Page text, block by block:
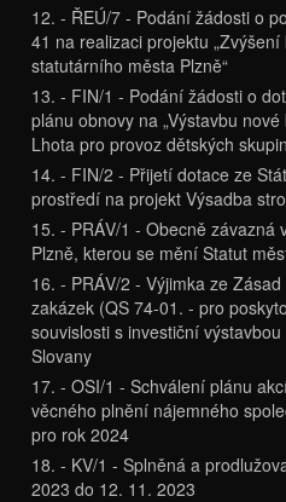
12. - ŘEÚ/7 - Podání žádosti o
41 na realizaci projektu
statutárního města Plzně“
13. - FIN/1 - Podání žádosti o
plánu obnovy na „Výstavbu
Lhota pro provoz dětských
14. - FIN/2 - Přijetí dotace ze
prostředí na projekt Výsadba
15. - PRÁV/1 - Obecně závazná
Plzně, kterou se mění Statut
16. - PRÁV/2 - Výjimka ze
zakázek (QS 74-01. - pro
souvislosti s investiční
Slovany
17. - OSI/1 - Schválení plánu
věcného plnění nájemného
pro rok 2024
18. - KV/1 - Splněná a
2023 do 12. 11. 2023